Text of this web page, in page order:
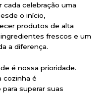
celebração uma
o início,
produtos de alta
frescos e um
a diferença.
é nossa prioridade.
cozinha é
superar suas